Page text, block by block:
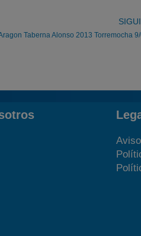
Taberna Alonso 2013 Torremocha